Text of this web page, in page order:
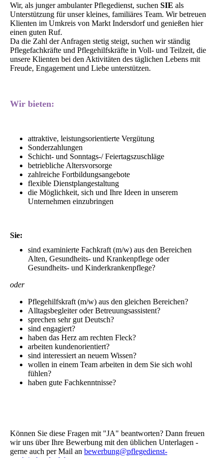
Wir, als junger ambulanter Pflegedienst, suchen SIE als
Unterstützung für unser kleines, familiäres Team. Wir betreuen
Klienten im Umkreis von Markt Indersdorf und genießen hier
einen guten Ruf.
Da die Zahl der Anfragen stetig steigt, suchen wir ständig
Pflegefachkräfte und Pflegehilfskräfte in Voll- und Teilzeit, die
unsere Klienten bei den Aktivitäten des täglichen Lebens mit
Freude, Engagement und Liebe unterstützen.
Wir bieten:
attraktive, leistungsorientierte Vergütung
Sonderzahlungen
Schicht- und Sonntags-/ Feiertagszuschläge
betriebliche Altersvorsorge
zahlreiche Fortbildungsangebote
flexible Dienstplangestaltung
die Möglichkeit, sich und Ihre Ideen in unserem
Unternehmen einzubringen
Sie:
sind examinierte Fachkraft (m/w) aus den Bereichen
Alten, Gesundheits- und Krankenpflege oder
Gesundheits- und Kinderkrankenpflege?
oder
Pflegehilfskraft (m/w) aus den gleichen Bereichen?
Alltagsbegleiter oder Betreuungsassistent?
sprechen sehr gut Deutsch?
sind engagiert?
haben das Herz am rechten Fleck?
arbeiten kundenorientiert?
sind interessiert an neuem Wissen?
wollen in einem Team arbeiten in dem Sie sich wohl
fühlen?
haben gute Fachkenntnisse?
Können Sie diese Fragen mit "JA" beantworten? Dann freuen
wir uns über Ihre Bewerbung mit den üblichen Unterlagen -
gerne auch per Mail an bewerbung@pflegedienst-